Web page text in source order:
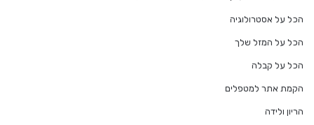
הכל על אסטרולוגיה
הכל על המזל שלך
הכל על קבלה
הקמת אתר למטפלים
הריון ולידה